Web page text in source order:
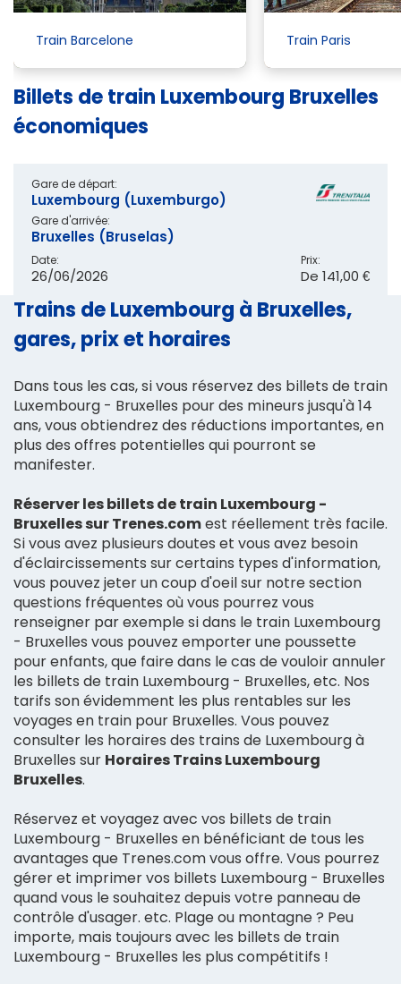
Train Barcelone Train Paris
Billets de train Luxembourg Bruxelles
économiques
Gare de départ:
Luxembourg (Luxemburgo)
Gare d'arrivée:
Bruxelles (Bruselas)
Date:
26/06/2026
Prix:
De 141,00 €
Trains de Luxembourg à Bruxelles,
gares, prix et horaires
Dans tous les cas, si vous réservez des billets de train
Luxembourg - Bruxelles pour des mineurs jusqu'à 14
ans, vous obtiendrez des réductions importantes, en
plus des offres potentielles qui pourront se
manifester.
Réserver les billets de train Luxembourg -
Bruxelles sur Trenes.comest réellement très facile.
Si vous avez plusieurs doutes et vous avez besoin
d'éclaircissements sur certains types d'information,
vous pouvez jeter un coup d'oeil sur notre section
questions fréquentes où vous pourrez vous
renseigner par exemple si dans le train Luxembourg
- Bruxelles vous pouvez emporter une poussette
pour enfants, que faire dans le cas de vouloir annuler
les billets de train Luxembourg - Bruxelles, etc. Nos
tarifs son évidemment les plus rentables sur les
voyages en train pour Bruxelles. Vous pouvez
consulter les horaires des trains de Luxembourg à
Bruxelles sur Horaires Trains Luxembourg
Bruxelles.
Réservez et voyagez avec vos billets de train
Luxembourg - Bruxelles en bénéficiant de tous les
avantages que Trenes.com vous offre. Vous pourrez
gérer et imprimer vos billets Luxembourg - Bruxelles
quand vous le souhaitez depuis votre panneau de
contrôle d'usager. etc. Plage ou montagne ? Peu
importe, mais toujours avec les billets de train
Luxembourg - Bruxelles les plus compétitifs !